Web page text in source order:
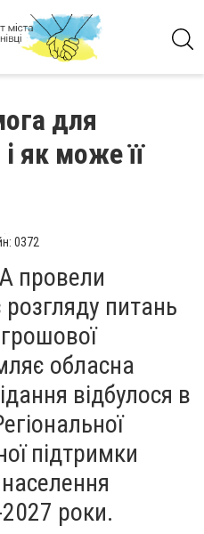
для
як може її
0372
провели
розгляду питань
обласна
відбулося в
підтримки
роки.